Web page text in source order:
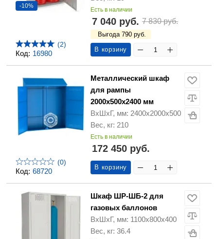
Код: 16980
-10%
(2)
Есть в наличии
7 040 руб. 7 830 руб.
Выгода 790 руб.
В корзину
Код: 68720
(0)
Металлический шкаф
для рампы
2000х500х2400 мм
ВхШхГ, мм: 2400х2000х500
Вес, кг: 210
Есть в наличии
172 450 руб.
В корзину
Шкаф ШР-ШБ-2 для
газовых баллонов
ВхШхГ, мм: 1100х800х400
Вес, кг: 36.4